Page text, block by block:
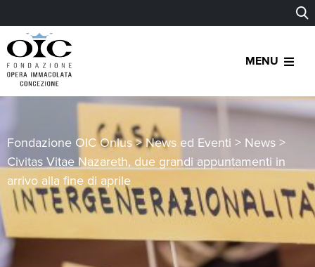
MENU
Fondazione OIC Onlus>News ed Eventi > News >
Civitas Vitae Nazareth, due grandi appuntamenti in
arrivo alla fine di aprile